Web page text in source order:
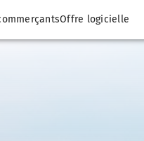
Offre logicielle